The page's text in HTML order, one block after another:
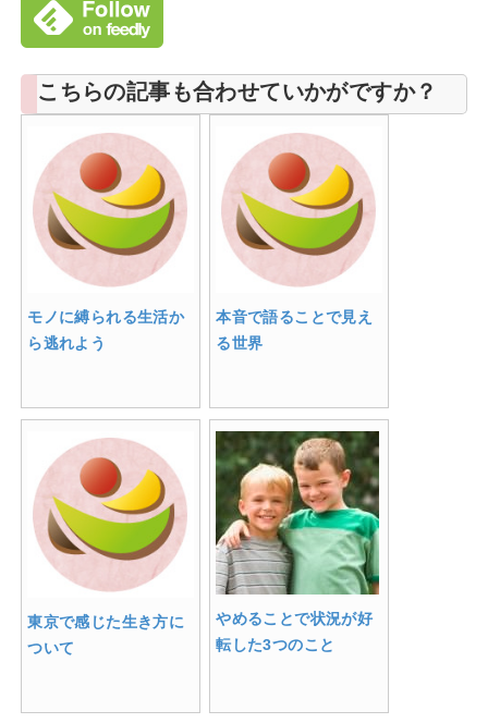
こちらの記事も合わせていかがですか？
モノに縛られる生活か
ら逃れよう
本音で語ることで見え
る世界
東京で感じた生き方に
ついて
やめることで状況が好
転した3つのこと